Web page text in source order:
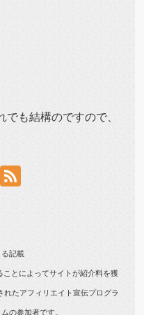
も結構のですので、
記載
ことによってサイトが紹介料を獲
たアフィリエイト宣伝プログラ
の参加者です。